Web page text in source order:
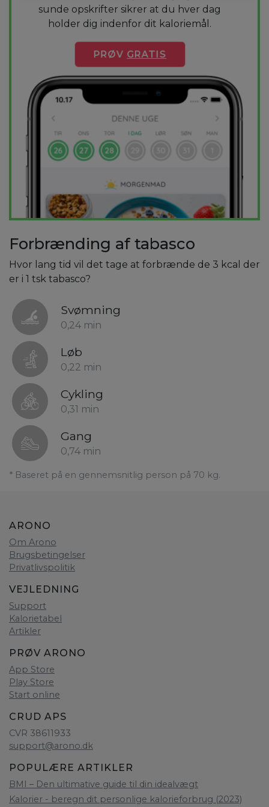
sunde opskrifter sikrer at du hver dag
holder dig indenfor dit kaloriemål.
PRØV GRATIS
Forbrænding af tabasco
Hvor lang tid vil det tage at forbrænde de 3 kcal der
er i 1 tsk tabasco?
Svømning
0,24 min
Løb
0,22 min
Cykling
0,31 min
Gang
0,74 min
* Baseret på en gennemsnitlig person på 70 kg.
ARONO
Om Arono
Brugsbetingelser
Privatlivspolitik
VEJLEDNING
Support
Kalorietabel
Artikler
PRØV ARONO
App Store
Play Store
Start online
CRUD APS
CVR 38611933
support@arono.dk
POPULÆRE ARTIKLER
BMI – Den ultimative guide til din idealvægt
Kalorier - beregn dit personlige kalorieforbrug (2023)